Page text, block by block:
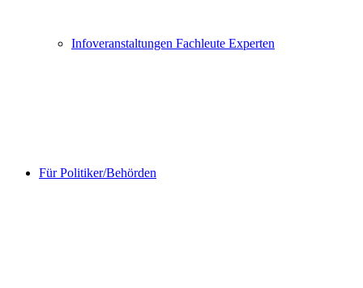
Infoveranstaltungen Fachleute Experten
Für Politiker/Behörden